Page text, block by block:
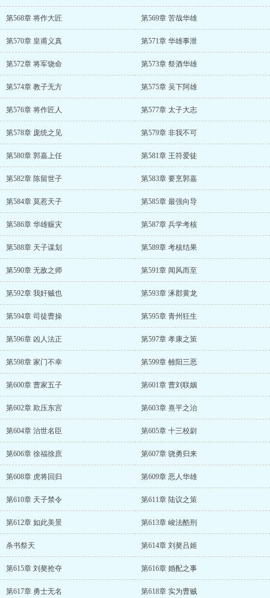
第568章 将作大匠 第569章 苦哉华雄
第570章 皇甫义真 第571章 华雄事泄
第572章 将军饶命 第573章 祭酒华雄
第574章 教子无方 第575章 吴下阿雄
第576章 将作匠人 第577章 太子大志
第578章 庞统之见 第579章 非我不可
第580章 郭嘉上任 第581章 王符爱徒
第582章 陈留世子 第583章 要烹郭嘉
第584章 莫惹天子 第585章 最强向导
第586章 华雄赈灾 第587章 兵学考核
第588章 天子谋划 第589章 考核结果
第590章 无敌之师 第591章 闻风而至
第592章 我奸贼也 第593章 涿郡黄龙
第594章 司徒曹操 第595章 青州狂生
第596章 凶人法正 第597章 孝康之策
第598章 家门不幸 第599章 雒阳三恶
第600章 曹家五子 第601章 曹刘联姻
第602章 欺压东宫 第603章 熹平之治
第604章 治世名臣 第605章 十三校尉
第606章 徐福徐庶 第607章 骁勇归来
第608章 虎将回归 第609章 恶人华雄
第610章 天子禁令 第611章 陆议之策
第612章 如此美景 第613章 峻法酷刑
杀书祭天 第614章 刘獒吕姬
第615章 刘獒抢夺 第616章 婚配之事
第617章 勇士无名 第618章 实为曹贼